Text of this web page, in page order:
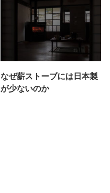
なぜ薪ストーブには日本製
が少ないのか